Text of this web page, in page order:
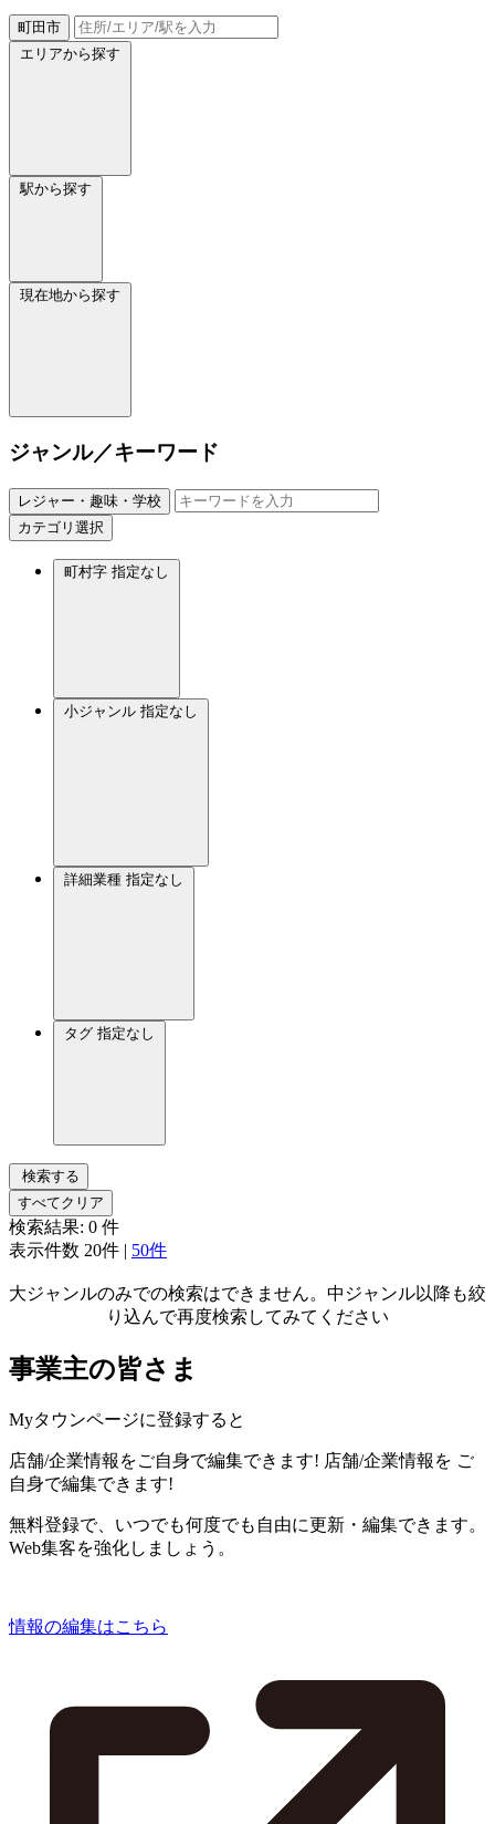
町田市
エリアから探す
駅から探す
現在地から探す
ジャンル／キーワード
レジャー・趣味・学校
カテゴリ選択
町村字 指定なし
小ジャンル 指定なし
詳細業種 指定なし
タグ 指定なし
検索する
すべてクリア
検索結果: 0 件
表示件数 20件 | 50件
大ジャンルのみでの検索はできません。中ジャンル以降も絞
り込んで再度検索してみてください
事業主の皆さま
Myタウンページに登録すると
店舗/企業情報をご自身で編集できます! 店舗/企業情報を ご
自身で編集できます!
無料登録で、いつでも何度でも自由に更新・編集できます。
Web集客を強化しましょう。
情報の編集はこちら